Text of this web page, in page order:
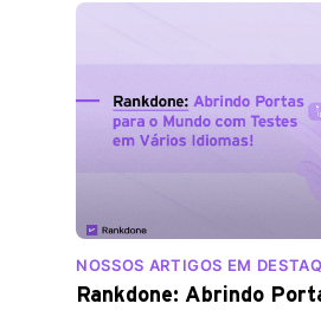
NOSSOS ARTIGOS EM
Rankdone: Abrindo